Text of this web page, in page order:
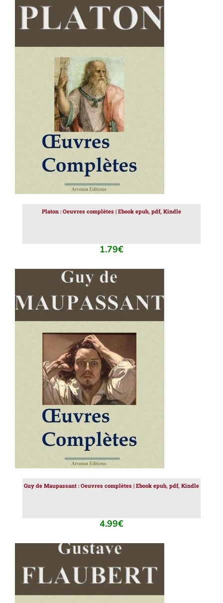
AJOUTER AU PANIER / DÉTAILS
Platon : Oeuvres complètes | Ebook epub, pdf, Kindle
1.79€
AJOUTER AU PANIER / DÉTAILS
Guy de Maupassant : Oeuvres complètes | Ebook epub, pdf, Kindle
4.99€